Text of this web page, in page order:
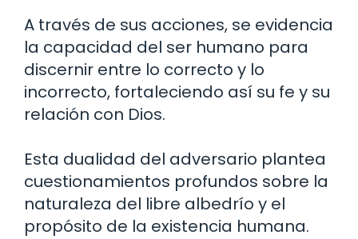
A través de sus acciones, se evidencia
la capacidad del ser humano para
discernir entre lo correcto y lo
incorrecto, fortaleciendo así su fe y su
relación con Dios.
Esta dualidad del adversario plantea
cuestionamientos profundos sobre la
naturaleza del libre albedrío y el
propósito de la existencia humana.